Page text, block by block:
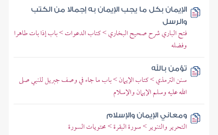
الإيمان بكل ما يجب الإيمان به إجمالا من الكتب
والرسل
فتح الباري شرح صحيح البخاري > كتاب الدعوات > باب إذا بات طاهرا
وفضله
تؤمن بالله
سنن الترمذي > كتاب الإيمان > باب ما جاء في وصف جبريل للنبي صلى
الله عليه وسلم الإيمان والإسلام
ومعاني الإيمان والإسلام
التحرير والتنوير > سورة البقرة > محتويات السورة